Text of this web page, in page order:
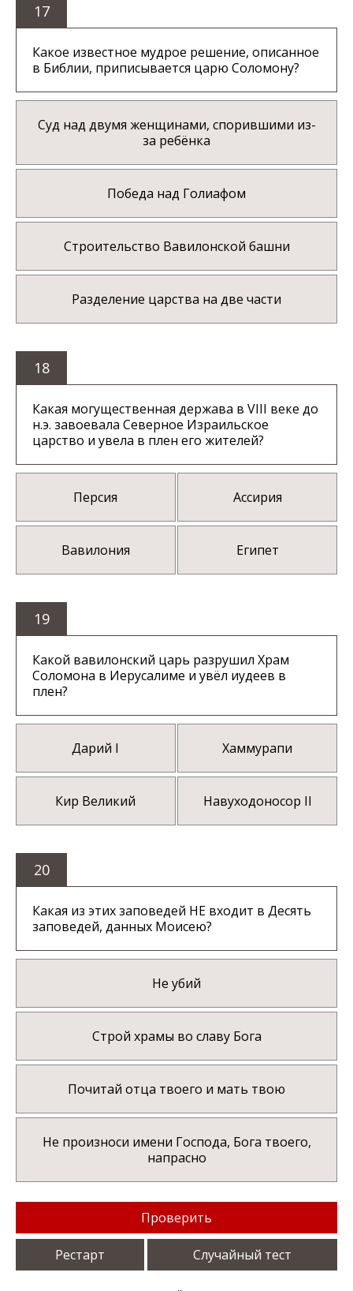
17
Какое известное мудрое решение, описанное
в Библии, приписывается царю Соломону?
Суд над двумя женщинами, спорившими из-
за ребёнка
Победа над Голиафом
Строительство Вавилонской башни
Разделение царства на две части
18
Какая могущественная держава в VIII веке до
н.э. завоевала Северное Израильское
царство и увела в плен его жителей?
Персия Ассирия
Вавилония Египет
19
Какой вавилонский царь разрушил Храм
Соломона в Иерусалиме и увёл иудеев в
плен?
Дарий I Хаммурапи
Кир Великий Навуходоносор II
20
Какая из этих заповедей НЕ входит в Десять
заповедей, данных Моисею?
Не убий
Строй храмы во славу Бога
Почитай отца твоего и мать твою
Не произноси имени Господа, Бога твоего,
напрасно
Проверить
Рестарт Случайный тест